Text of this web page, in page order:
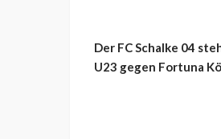
Der FC Schalke 04
U23 gegen Fortuna